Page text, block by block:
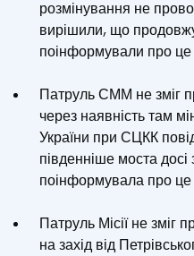
розмінування не
вирішили, що
поінформували про
Патруль СММ не зміг
через наявність там
України при СЦКК
південніше моста досі
поінформувала про
Патруль Місії не зміг
на захід від